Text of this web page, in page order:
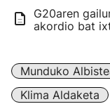
G20aren
akordio bat
Munduko
Klima Aldaketa